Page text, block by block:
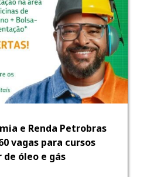
e Renda Petrobras
vagas para cursos
óleo e gás